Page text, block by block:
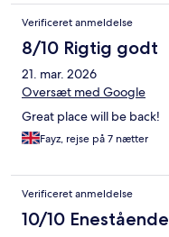
Verificeret anmeldelse
8/10 Rigtig godt
21. mar. 2026
Oversæt med Google
Great place will be back!
Fayz, rejse på 7 nætter
Verificeret anmeldelse
10/10 Enestående